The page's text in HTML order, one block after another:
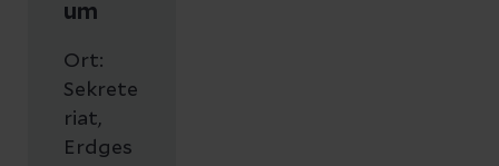
um
Ort:
Sekrete
riat,
Erdges